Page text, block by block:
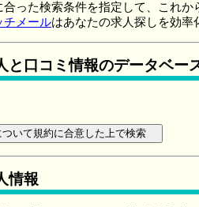
合った検索条件を指定して、これか
チメールはあなたの求人探しを効率
と口コミ情報のデータベー
情報